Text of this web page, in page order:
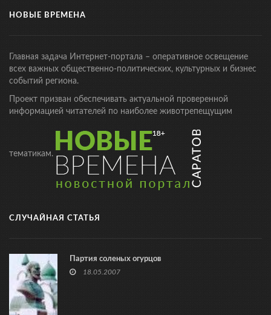
НОВЫЕ ВРЕМЕНА
Главная задача Интернет-портала – оперативное освещение
всех важных общественно-политических, культурных и бизнес
событий региона.
Проект призван обеспечивать актуальной проверенной
информацией читателей по наиболее животрепещущим
тематикам.
СЛУЧАЙНАЯ СТАТЬЯ
Партия соленых огурцов
18.05.2007